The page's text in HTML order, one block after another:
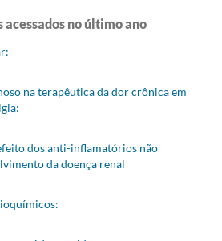
acessados no último ano
na terapêutica da dor crônica em
dos anti-inflamatórios não
da doença renal